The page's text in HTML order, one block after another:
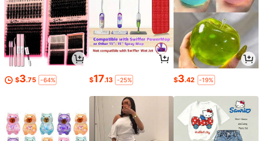
$3.75 -64% $17.13 -25% $3.42 -19%